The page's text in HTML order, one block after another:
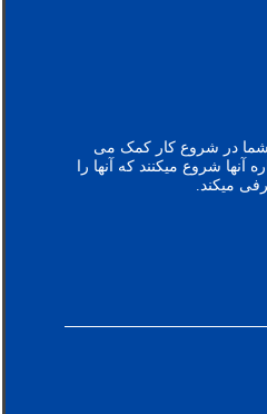
شما در شروع کار کمک می
آنها شروع میکنند که آنها را
میکند.